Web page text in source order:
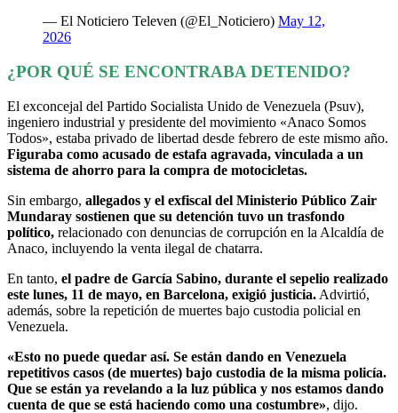
— El Noticiero Televen (@El_Noticiero) May 12,
2026
¿POR QUÉ SE ENCONTRABA DETENIDO?
El exconcejal del Partido Socialista Unido de Venezuela (Psuv),
ingeniero industrial y presidente del movimiento «Anaco Somos
Todos», estaba privado de libertad desde febrero de este mismo año.
Figuraba como acusado de estafa agravada, vinculada a un
sistema de ahorro para la compra de motocicletas.
Sin embargo, allegados y el exfiscal del Ministerio Público Zair
Mundaray sostienen que su detención tuvo un trasfondo
político, relacionado con denuncias de corrupción en la Alcaldía de
Anaco, incluyendo la venta ilegal de chatarra.
En tanto, el padre de García Sabino, durante el sepelio realizado
este lunes, 11 de mayo, en Barcelona, exigió justicia. Advirtió,
además, sobre la repetición de muertes bajo custodia policial en
Venezuela.
«Esto no puede quedar así. Se están dando en Venezuela
repetitivos casos (de muertes) bajo custodia de la misma policía.
Que se están ya revelando a la luz pública y nos estamos dando
cuenta de que se está haciendo como una costumbre», dijo.